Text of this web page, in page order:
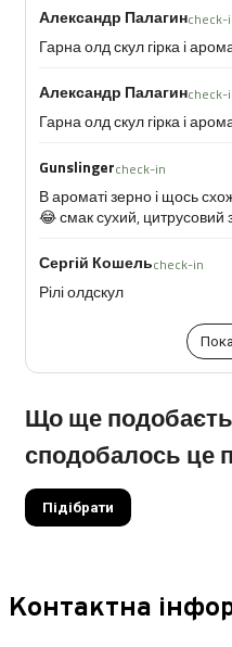
Александр Палагинcheck-
Гарна олд скул гірка і
Александр Палагинcheck-
Гарна олд скул гірка і
Gunslingercheck-in
В ароматі зерно і щось
😂 смак сухий, цитрусовий
Сергій Кошельcheck-in
Рілі олдскул
Що ще
сподобалось це
Підібрати
Контактна